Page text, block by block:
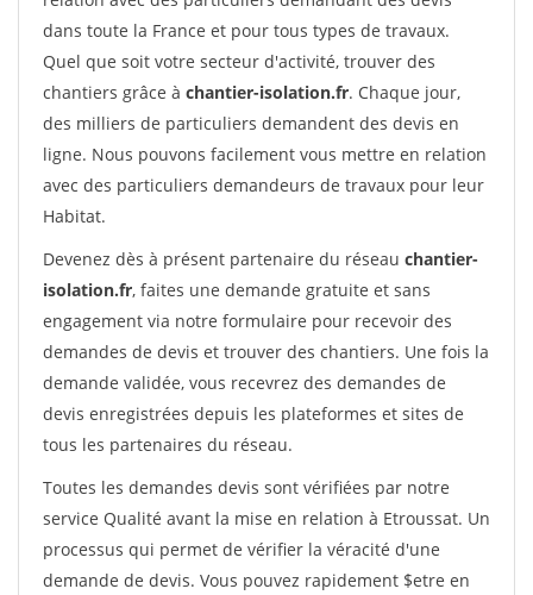
dans toute la France et pour tous types de travaux.
Quel que soit votre secteur d'activité, trouver des
chantiers grâce à chantier-isolation.fr. Chaque jour,
des milliers de particuliers demandent des devis en
ligne. Nous pouvons facilement vous mettre en relation
avec des particuliers demandeurs de travaux pour leur
Habitat.
Devenez dès à présent partenaire du réseau chantier-
isolation.fr, faites une demande gratuite et sans
engagement via notre formulaire pour recevoir des
demandes de devis et trouver des chantiers. Une fois la
demande validée, vous recevrez des demandes de
devis enregistrées depuis les plateformes et sites de
tous les partenaires du réseau.
Toutes les demandes devis sont vérifiées par notre
service Qualité avant la mise en relation à Etroussat. Un
processus qui permet de vérifier la véracité d'une
demande de devis. Vous pouvez rapidement $etre en